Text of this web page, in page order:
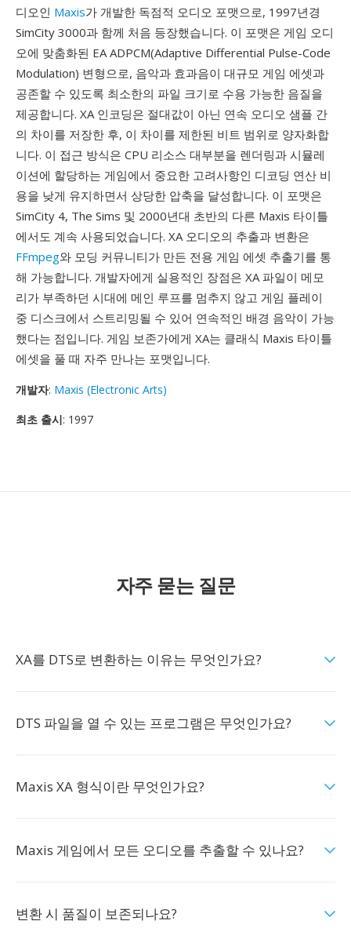
디오인 Maxis가 개발한 독점적 오디오 포맷으로, 1997년경
SimCity 3000과 함께 처음 등장했습니다. 이 포맷은 게임 오디
오에 맞춤화된 EA ADPCM(Adaptive Differential Pulse-Code
Modulation) 변형으로, 음악과 효과음이 대규모 게임 에셋과
공존할 수 있도록 최소한의 파일 크기로 수용 가능한 음질을
제공합니다. XA 인코딩은 절대값이 아닌 연속 오디오 샘플 간
의 차이를 저장한 후, 이 차이를 제한된 비트 범위로 양자화합
니다. 이 접근 방식은 CPU 리소스 대부분을 렌더링과 시뮬레
이션에 할당하는 게임에서 중요한 고려사항인 디코딩 연산 비
용을 낮게 유지하면서 상당한 압축을 달성합니다. 이 포맷은
SimCity 4, The Sims 및 2000년대 초반의 다른 Maxis 타이틀
에서도 계속 사용되었습니다. XA 오디오의 추출과 변환은
FFmpeg와 모딩 커뮤니티가 만든 전용 게임 에셋 추출기를 통
해 가능합니다. 개발자에게 실용적인 장점은 XA 파일이 메모
리가 부족하던 시대에 메인 루프를 멈추지 않고 게임 플레이
중 디스크에서 스트리밍될 수 있어 연속적인 배경 음악이 가능
했다는 점입니다. 게임 보존가에게 XA는 클래식 Maxis 타이틀
에셋을 풀 때 자주 만나는 포맷입니다.
개발자: Maxis (Electronic Arts)
최초 출시: 1997
자주 묻는 질문
XA를 DTS로 변환하는 이유는 무엇인가요?
DTS 파일을 열 수 있는 프로그램은 무엇인가요?
Maxis XA 형식이란 무엇인가요?
Maxis 게임에서 모든 오디오를 추출할 수 있나요?
변환 시 품질이 보존되나요?